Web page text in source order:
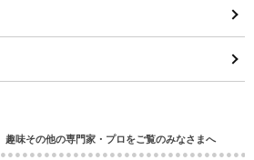
趣味その他の専門家・プロをご覧のみなさまへ